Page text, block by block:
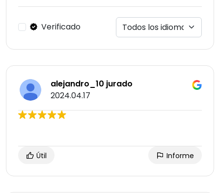
Verificado
alejandro_10 jurado
2024.04.17
Útil Informe